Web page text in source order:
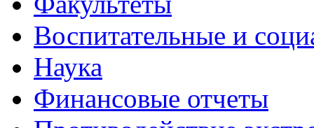
Воспитательные и
Наука
Финансовые отчеты